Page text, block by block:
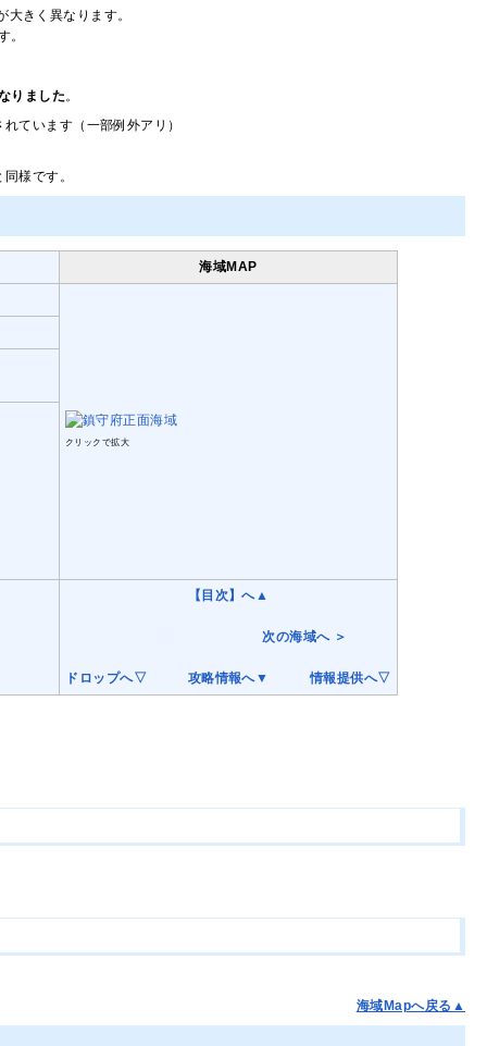
きく異なります。
。
りました。
ています（一部例外アリ）
様です。
海域MAP
クリックで拡大
【目次】へ▲
＜ 前の海域へ・・・・・次の海域へ ＞
ドロップへ▽ 攻略情報へ▼ ・・・情報提供へ▽
海域Mapへ戻る▲